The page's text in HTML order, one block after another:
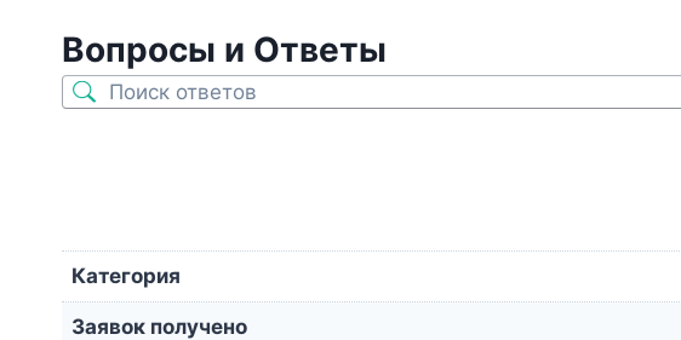
Вопросы и Ответы
Категория
Заявок получено